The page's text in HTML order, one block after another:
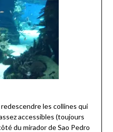
les collines qui
accessibles (toujours
du mirador de Sao Pedro